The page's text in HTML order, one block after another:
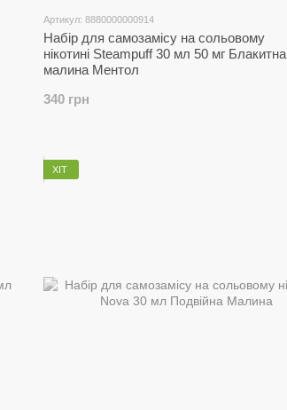
Артикул: 8880000000914
Набір для самозамісу на сольовому
нікотині Steampuff 30 мл 50 мг Блакитна
малина Ментол
340 грн
ХІТ